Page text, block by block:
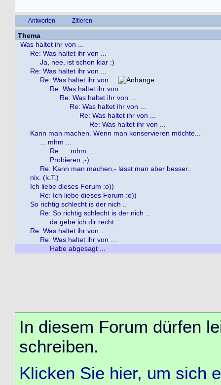
Antworten Zitieren
Thema
Was haltet ihr von ...
Re: Was haltet ihr von ...
Ja, nee, ist schon klar :)
Re: Was haltet ihr von ...
Re: Was haltet ihr von ...
Re: Was haltet ihr von ...
Re: Was haltet ihr von ...
Re: Was haltet ihr von ...
Re: Was haltet ihr von ...
Re: Was haltet ihr von ...
Kann man machen. Wenn man konservieren möchte...
... mhm ...
Re: ... mhm ...
Probieren ;-)
Re: Kann man machen,- lässt man aber besser..
nix. (k.T.)
Ich liebe dieses Forum :o))
Re: Ich liebe dieses Forum :o))
So richtig schlecht is der nich ..
Re: So richtig schlecht is der nich ..
da gebe ich dir recht
Re: Was haltet ihr von ...
Re: Was haltet ihr von ...
Habe abgesagt ...
In diesem Forum dürfen
schreiben.
Klicken Sie hier, um sich